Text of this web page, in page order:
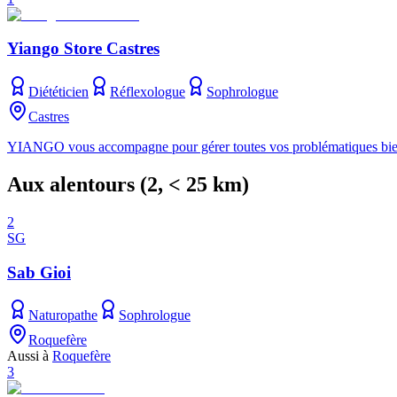
Yiango Store Castres
Diététicien Réflexologue
Sophrologue
Castres
YIANGO vous accompagne pour gérer toutes vos problématiques
Aux alentours (2, < 25 km)
2
SG
Sab Gioi
Naturopathe
Sophrologue
Roquefère
Aussi à Roquefère
3